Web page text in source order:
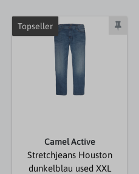
Topseller
Camel Active
Stretchjeans Houston
dunkelblau used XXL